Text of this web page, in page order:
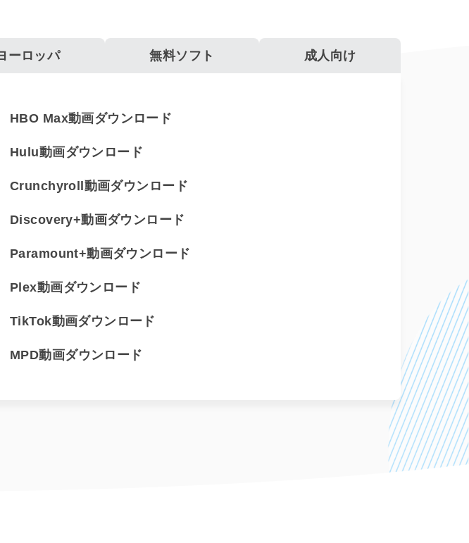
ーロッパ 無料ソフト 成人向け
HBO Max動画ダウンロード
Hulu動画ダウンロード
Crunchyroll動画ダウンロード
Discovery+動画ダウンロード
Paramount+動画ダウンロード
Plex動画ダウンロード
TikTok動画ダウンロード
MPD動画ダウンロード